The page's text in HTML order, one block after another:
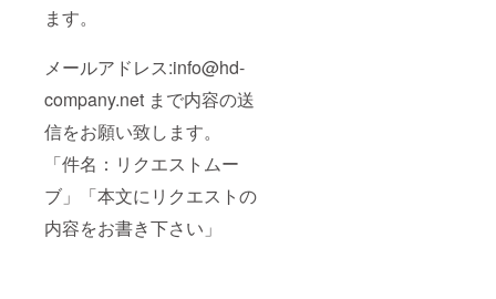
ます。
メールアドレス:info@hd-
company.net まで内容の送
信をお願い致します。
「件名：リクエストムー
ブ」「本文にリクエストの
内容をお書き下さい」